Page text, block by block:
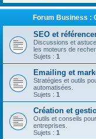
Forum Business :
SEO et
Discussions et
les moteurs de
Sujets : 1
Emailing et
Stratégies et outils
automatisées.
Sujets : 1
Création et
Outils et conseils
entreprises.
Sujets : 1